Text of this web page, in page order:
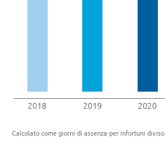
Calcolato come giorni di assenza per infortuni